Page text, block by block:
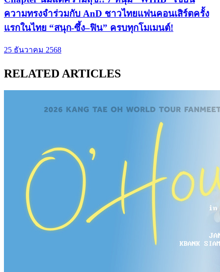
ความทรงจำร่วมกับ AnD ชาวไทยแฟนคอนเสิร์ตครั้ง
แรกในไทย “สนุก-ซึ้ง–ฟิน” ครบทุกโมเมนต์!
25 ธันวาคม 2568
RELATED ARTICLES